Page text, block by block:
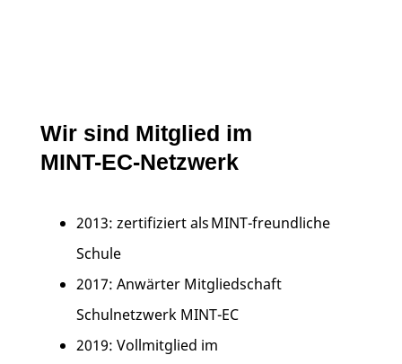
Wir sind Mitglied im
MINT-EC-Netzwerk
2013: zertifiziert als MINT-freundliche
Schule
2017: Anwärter Mitgliedschaft
Schulnetzwerk MINT-EC
2019: Vollmitglied im